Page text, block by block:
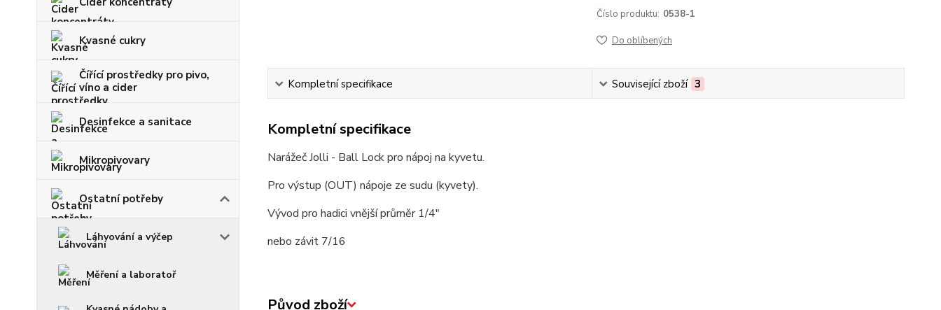
Kvasné cukry
Čířící prostředky pro pivo,
víno a cider
Desinfekce a sanitace
Mikropivovary
Ostatní potřeby
Láhvování a výčep
Měření a laboratoř
Číslo produktu: 0538-1
Do oblíbených
Kompletní specifikace Související zboží 3
Kompletní specifikace
Narážeč Jolli - Ball Lock pro nápoj na kyvetu.
Pro výstup (OUT) nápoje ze sudu (kyvety).
Vývod pro hadici vnější průměr 1/4"
nebo závit 7/16
Původ zboží